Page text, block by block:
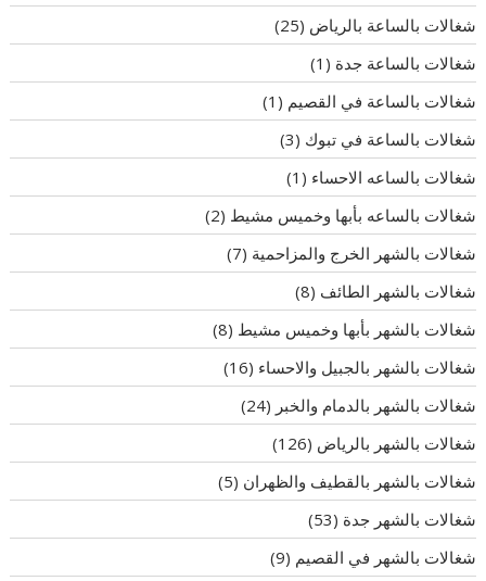
شغالات بالساعة بالرياض (25)
شغالات بالساعة جدة (1)
شغالات بالساعة في القصيم (1)
شغالات بالساعة في تبوك (3)
شغالات بالساعه الاحساء (1)
شغالات بالساعه بأبها وخميس مشيط (2)
شغالات بالشهر الخرج والمزاحمية (7)
شغالات بالشهر الطائف (8)
شغالات بالشهر بأبها وخميس مشيط (8)
شغالات بالشهر بالجبيل والاحساء (16)
شغالات بالشهر بالدمام والخبر (24)
شغالات بالشهر بالرياض (126)
شغالات بالشهر بالقطيف والظهران (5)
شغالات بالشهر جدة (53)
شغالات بالشهر في القصيم (9)